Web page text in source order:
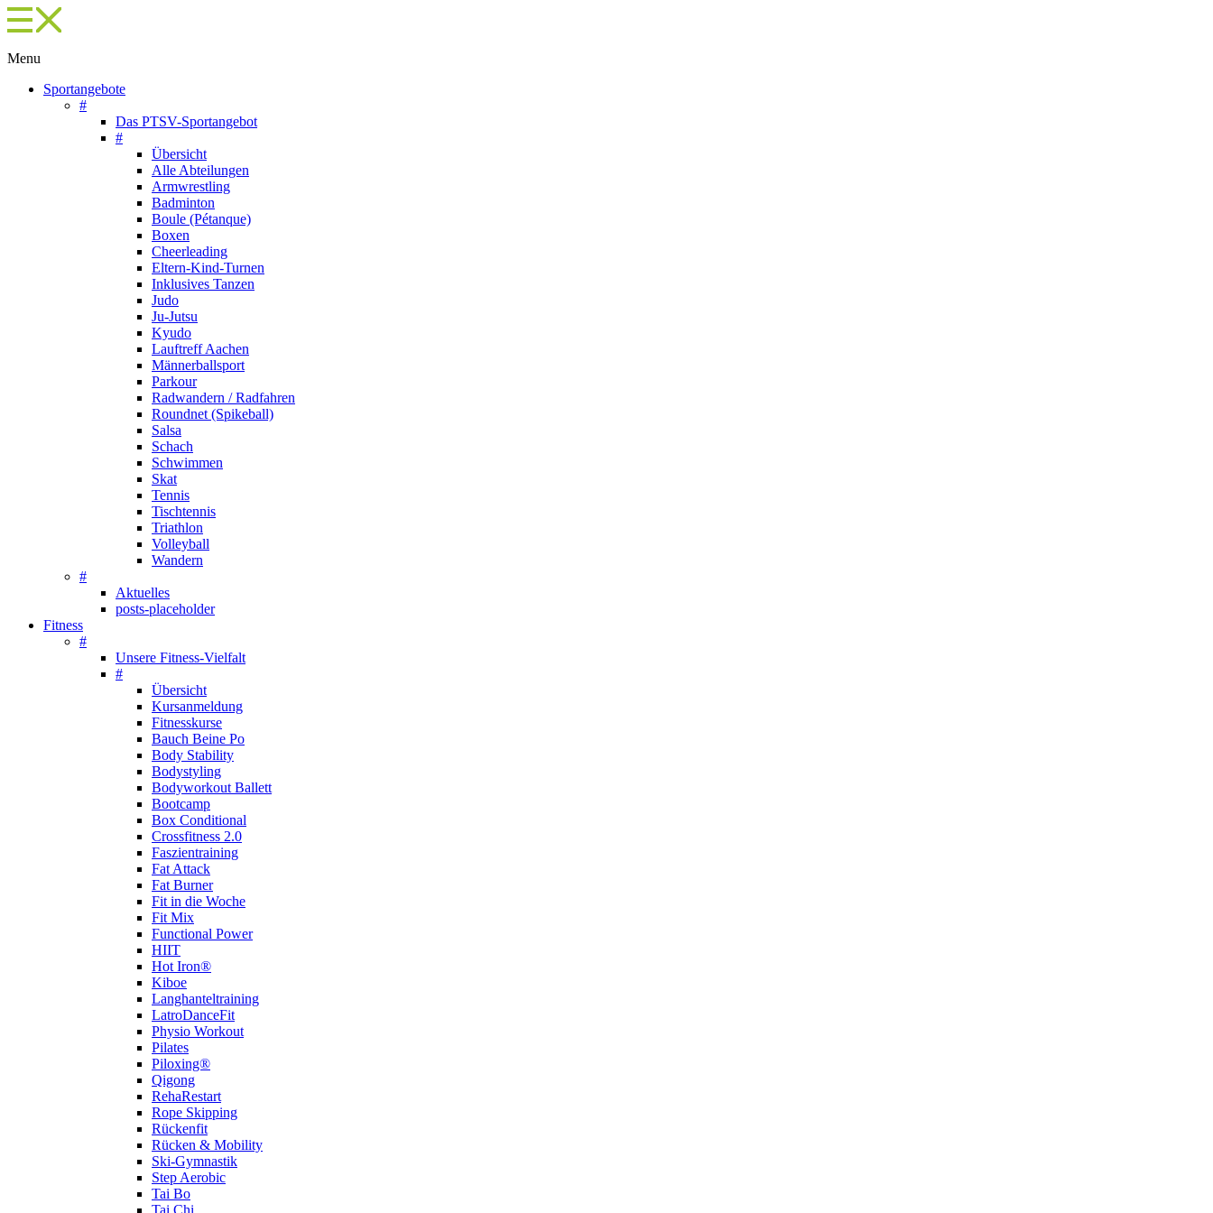
Menu
Sportangebote
#
Das PTSV-Sportangebot
#
Übersicht
Alle Abteilungen
Armwrestling
Badminton
Boule (Pétanque)
Boxen
Cheerleading
Eltern-Kind-Turnen
Inklusives Tanzen
Judo
Ju-Jutsu
Kyudo
Lauftreff Aachen
Männerballsport
Parkour
Radwandern / Radfahren
Roundnet (Spikeball)
Salsa
Schach
Schwimmen
Skat
Tennis
Tischtennis
Triathlon
Volleyball
Wandern
#
Aktuelles
posts-placeholder
Fitness
#
Unsere Fitness-Vielfalt
#
Übersicht
Kursanmeldung
Fitnesskurse
Bauch Beine Po
Body Stability
Bodystyling
Bodyworkout Ballett
Bootcamp
Box Conditional
Crossfitness 2.0
Faszientraining
Fat Attack
Fat Burner
Fit in die Woche
Fit Mix
Functional Power
HIIT
Hot Iron®
Kiboe
Langhanteltraining
LatroDanceFit
Physio Workout
Pilates
Piloxing®
Qigong
RehaRestart
Rope Skipping
Rückenfit
Rücken & Mobility
Ski-Gymnastik
Step Aerobic
Tai Bo
Tai Chi